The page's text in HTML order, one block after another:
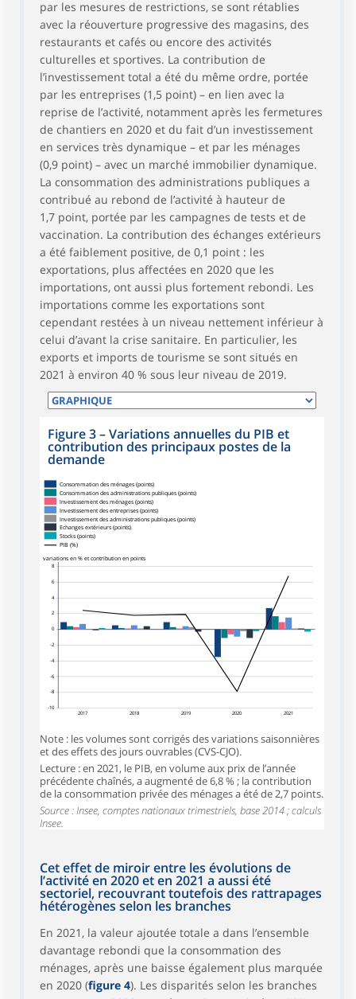
par les mesures de restrictions, se sont rétablies
avec la réouverture progressive des magasins, des
restaurants et cafés ou encore des activités
culturelles et sportives. La contribution de
l’investissement total a été du même ordre, portée
par les entreprises (1,5 point) – en lien avec la
reprise de l’activité, notamment après les fermetures
de chantiers en 2020 et du fait d’un investissement
en services très dynamique – et par les ménages
(0,9 point) – avec un marché immobilier dynamique.
La consommation des administrations publiques a
contribué au rebond de l’activité à hauteur de
1,7 point, portée par les campagnes de tests et de
vaccination. La contribution des échanges extérieurs
a été faiblement positive, de 0,1 point : les
exportations, plus affectées en 2020 que les
importations, ont aussi plus fortement rebondi. Les
importations comme les exportations sont
cependant restées à un niveau nettement inférieur à
celui d’avant la crise sanitaire. En particulier, les
exports et imports de tourisme se sont situés en
2021 à environ 40 % sous leur niveau de 2019.
Figure 3–Variations annuelles du PIB et
contribution des principaux postes de la
demande
0
2
4
6
8
-2
-4
-6
-8
-10
variations en % et contribution en points
2017 2018 2019 2020 2021
Consommation des ménages (points)
Consommation des administrations publiques (points)
Investissement des ménages (points)
Investissement des entreprises (points)
Investissement des administrations publiques (points)
Echanges extérieurs (points)
Stocks (points)
PIB (%)
Note : les volumes sont corrigés des variations saisonnières
et des effets des jours ouvrables (CVS-CJO).
Lecture : en 2021, le PIB, en volume aux prix de l’année
précédente chaînés, a augmenté de 6,8 % ; la contribution
de la consommation privée des ménages a été de 2,7 points.
Source : Insee, comptes nationaux trimestriels, base 2014 ; calculs
Insee.
Cet effet de miroir entre les évolutions de
l’activité en 2020 et en 2021 a aussi été
sectoriel, recouvrant toutefois des rattrapages
hétérogènes selon les branches
En 2021, la valeur ajoutée totale a dans l’ensemble
davantage rebondi que la consommation des
ménages, après une baisse également plus marquée
en 2020 (figure 4). Les disparités selon les branches